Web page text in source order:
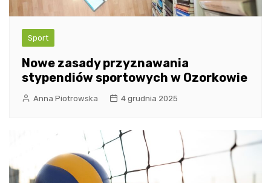
Sport
Nowe zasady przyznawania
stypendiów sportowych w Ozorkowie
Anna Piotrowska 4 grudnia 2025